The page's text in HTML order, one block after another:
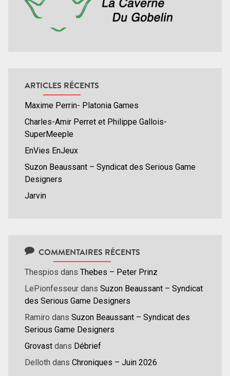
ARTICLES RÉCENTS
Maxime Perrin- Platonia Games
Charles-Amir Perret et Philippe Gallois-
SuperMeeple
EnVies EnJeux
Suzon Beaussant – Syndicat des Serious Game
Designers
Jarvin
COMMENTAIRES RÉCENTS
Thespios dans Thebes – Peter Prinz
LePionfesseur dans Suzon Beaussant – Syndicat
des Serious Game Designers
Ramiro dans Suzon Beaussant – Syndicat des
Serious Game Designers
Grovast dans Débrief
Delloth dans Chroniques – Juin 2026